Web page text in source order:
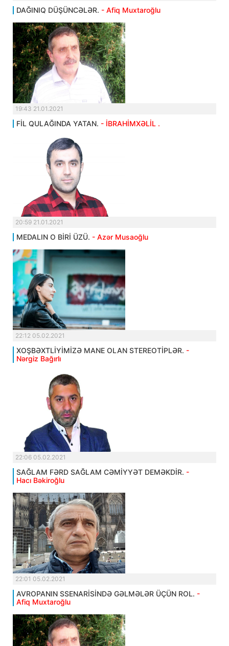
DAĞINIQ DÜŞÜNCƏLƏR. - Afiq Muxtaroğlu
19:43 21.01.2021
FİL QULAĞINDA YATAN. - İBRAHİMXƏLİL .
20:59 21.01.2021
MEDALIN O BİRİ ÜZÜ. - Azər Musaoğlu
22:12 05.02.2021
XOŞBƏXTLİYİMİZƏ MANE OLAN STEREOTİPLƏR. -
Nərgiz Bağırlı
22:06 05.02.2021
SAĞLAM FƏRD SAĞLAM CƏMİYYƏT DEMƏKDİR. -
Hacı Bəkiroğlu
22:01 05.02.2021
AVROPANIN SSENARİSİNDƏ GƏLMƏLƏR ÜÇÜN ROL. -
Afiq Muxtaroğlu